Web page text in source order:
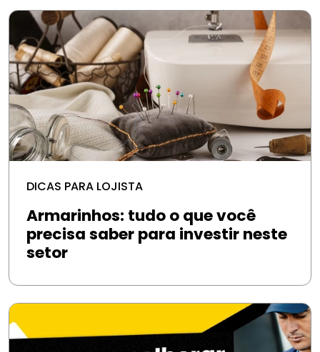
DICAS PARA LOJISTA
Armarinhos: tudo o que você
precisa saber para investir neste
setor